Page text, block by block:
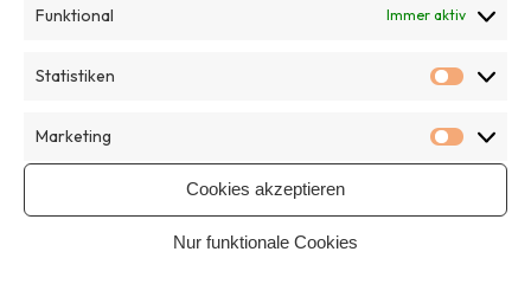
Funktional Immer aktiv
Statistiken
Marketing
Cookies akzeptieren
Nur funktionale Cookies